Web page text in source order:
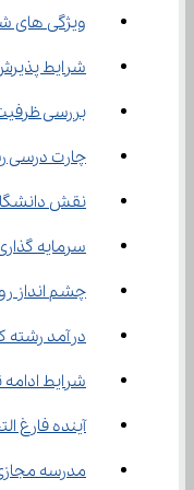
ویژگی‌ های شخصیتی مناسب برای رشته علوم و مهندسی جنگل
شرایط
بررسی
چارت درسی
نقش دانشگاه ‌ها در پرورش متخصصان
سرمایه
چشم‌ انداز روشن بازار کار رشته علوم و مهندسی جنگل
درآمد
شرایط
آینده فارغ
مدرسه